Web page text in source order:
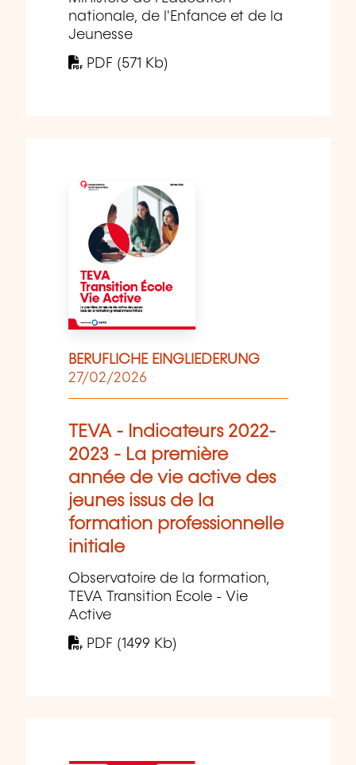
nationale, de l'Enfance et de la
Jeunesse
PDF (571 Kb)
BERUFLICHE EINGLIEDERUNG
27/02/2026
TEVA - Indicateurs 2022-
2023 - La première
année de vie active des
jeunes issus de la
formation professionnelle
initiale
Observatoire de la formation,
TEVA Transition Ecole - Vie
Active
PDF (1499 Kb)